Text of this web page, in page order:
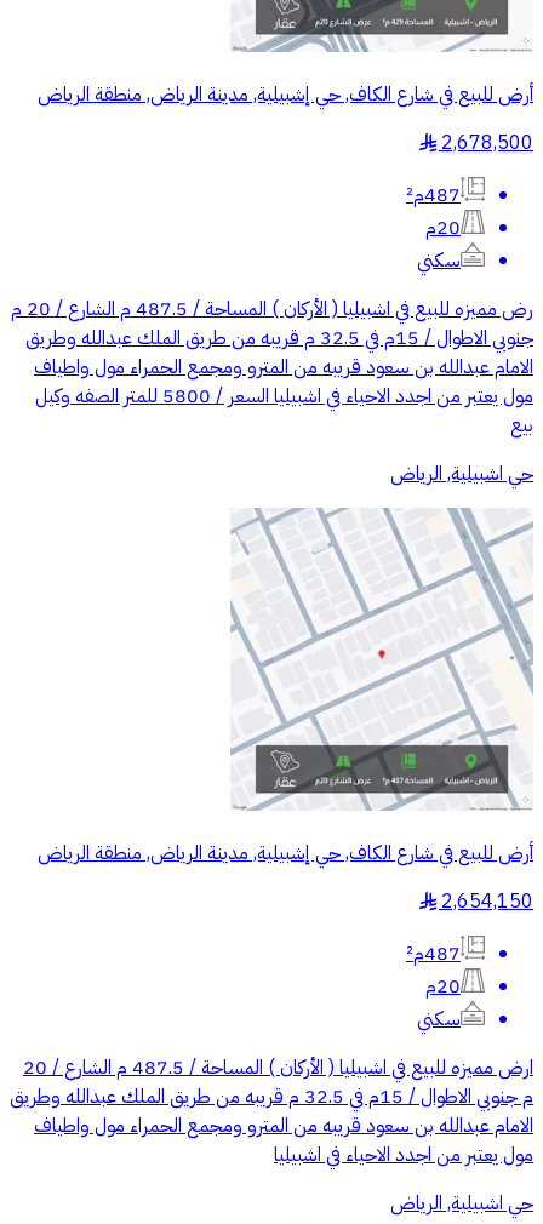
أرض للبيع في شارع الكاف, حي إشبيلية, مدينة الرياض, منطقة الرياض
2,678,500
§
487م²
20م
سكني
رض مميزه للبيع في اشبيليا ( الأركان ) المساحة / 487.5 م الشارع / 20 م
جنوبي الاطوال / 15م في 32.5 م قريبه من طريق الملك عبدالله وطريق
الامام عبدالله بن سعود قريبه من المترو ومجمع الحمراء مول واطياف
مول يعتبر من اجدد الاحياء في اشبيليا السعر / 5800 للمتر الصفه وكيل
بيع
حي اشبيلية, الرياض
أرض للبيع في شارع الكاف, حي إشبيلية, مدينة الرياض, منطقة الرياض
2,654,150
§
487م²
20م
سكني
ارض مميزه للبيع في اشبيليا ( الأركان ) المساحة / 487.5 م الشارع / 20
م جنوبي الاطوال / 15م في 32.5 م قريبه من طريق الملك عبدالله وطريق
الامام عبدالله بن سعود قريبه من المترو ومجمع الحمراء مول واطياف
مول يعتبر من اجدد الاحياء في اشبيليا
حي اشبيلية, الرياض